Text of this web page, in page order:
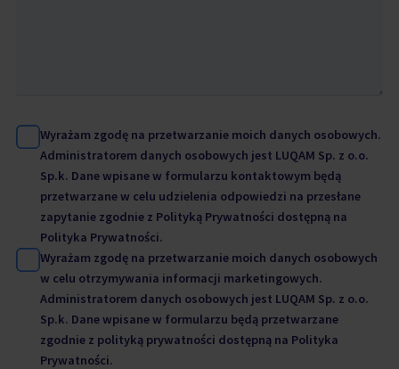
Wyrażam zgodę na przetwarzanie moich danych osobowych.
Administratorem danych osobowych jest LUQAM Sp. z o.o.
Sp.k. Dane wpisane w formularzu kontaktowym będą
przetwarzane w celu udzielenia odpowiedzi na przesłane
zapytanie zgodnie z Polityką Prywatności dostępną na
Polityka Prywatności.
Wyrażam zgodę na przetwarzanie moich danych osobowych
w celu otrzymywania informacji marketingowych.
Administratorem danych osobowych jest LUQAM Sp. z o.o.
Sp.k. Dane wpisane w formularzu będą przetwarzane
zgodnie z polityką prywatności dostępną na Polityka
Prywatności.